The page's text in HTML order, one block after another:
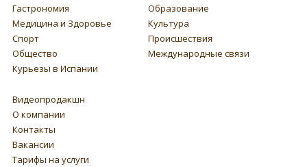
Гастрономия
Образование
Медицина и Здоровье
Культура
Спорт
Происшествия
Общество
Международные связи
Курьезы в Испании
Видеопродакшн
О компании
Контакты
Вакансии
Тарифы на услуги